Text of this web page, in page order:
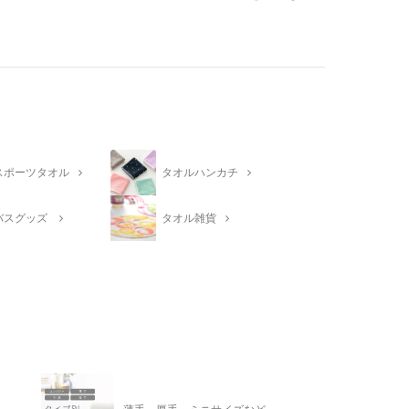
ポーツタオル タオルハンカチ
スグッズ タオル雑貨